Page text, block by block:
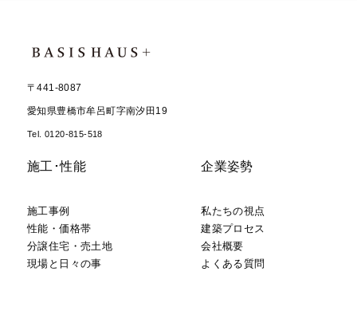
〒441-8087
愛知県豊橋市牟呂町字南汐田19
Tel. 0120-815-518
施工･性能
施工事例
性能・価格帯
分譲住宅・売土地
現場と日々の事
企業姿勢
私たちの視点
建築プロセス
会社概要
よくある質問